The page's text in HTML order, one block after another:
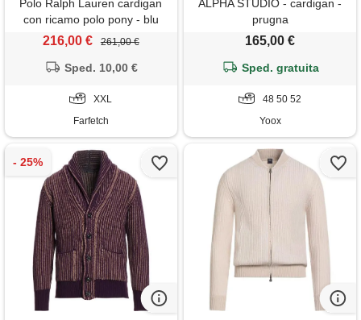
Polo Ralph Lauren cardigan
con ricamo polo pony - blu
216,00 € 261,00 €
Sped. 10,00 €
XXL
Farfetch
ALPHA STUDIO - cardigan -
prugna
165,00 €
Sped. gratuita
48 50 52
Yoox